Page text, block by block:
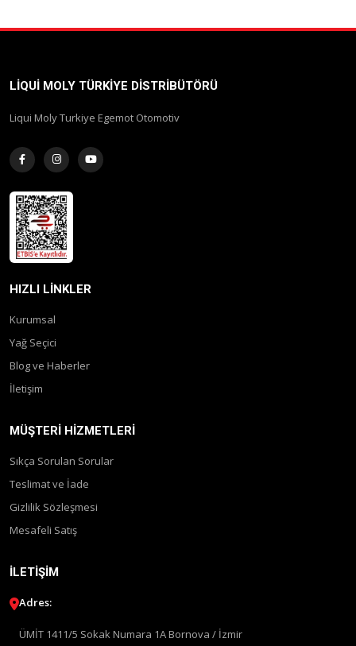
LIQUI MOLY TÜRKIYE DISTRIBÜTÖRÜ
Liqui Moly Turkiye Egemot Otomotiv
HIZLI LINKLER
Kurumsal
Yağ Seçici
Blog ve Haberler
İletişim
MÜŞTERI HIZMETLERI
Sıkça Sorulan Sorular
Teslimat ve İade
Gizlilik Sözleşmesi
Mesafeli Satış
İLETIŞIM
Adres:
ÜMİT 1411/5 Sokak Numara 1A Bornova / İzmir